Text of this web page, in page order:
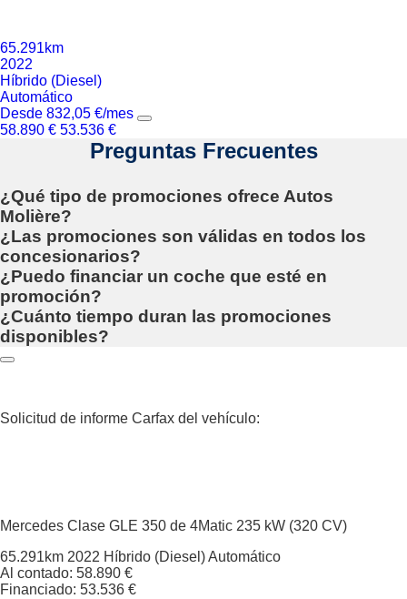
65.291km
2022
Híbrido (Diesel)
Automático
Desde 832,05 €/mes
58.890 € 53.536 €
Preguntas Frecuentes
¿Qué tipo de promociones ofrece Autos
Molière?
¿Las promociones son válidas en todos los
concesionarios?
¿Puedo financiar un coche que esté en
promoción?
¿Cuánto tiempo duran las promociones
disponibles?
Solicitud de informe Carfax del vehículo:
Mercedes Clase GLE 350 de 4Matic 235 kW (320 CV)
65.291km 2022 Híbrido (Diesel)Automático
Al contado: 58.890 €
Financiado: 53.536 €